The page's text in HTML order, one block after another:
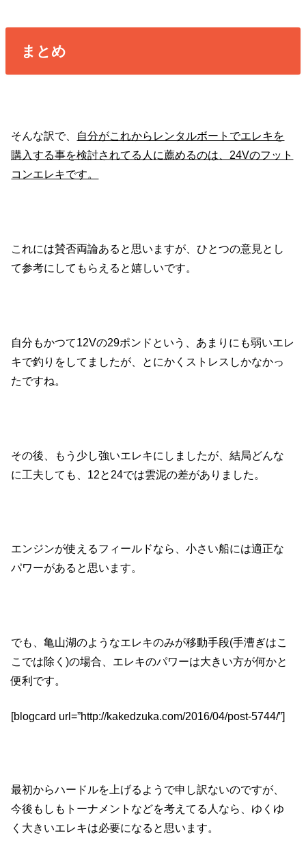
まとめ
そんな訳で、 自分がこれからレンタルボートでエレキを
購入する事を検討されてる人に薦めるのは、24Vのフット
コンエレキです。
これには賛否両論あると思いますが、ひとつの意見とし
て参考にしてもらえると嬉しいです。
自分もかつて12Vの29ポンドという、あまりにも弱いエレ
キで釣りをしてましたが、とにかくストレスしかなかっ
たですね。
その後、もう少し強いエレキにしましたが、結局どんな
に工夫しても、12と24では雲泥の差がありました。
エンジンが使えるフィールドなら、小さい船には適正な
パワーがあると思います。
でも、亀山湖のようなエレキのみが移動手段(手漕ぎはこ
こでは除く)の場合、エレキのパワーは大きい方が何かと
便利です。
[blogcard url=”http://kakedzuka.com/2016/04/post-5744/”]
最初からハードルを上げるようで申し訳ないのですが、
今後もしもトーナメントなどを考えてる人なら、ゆくゆ
く大きいエレキは必要になると思います。